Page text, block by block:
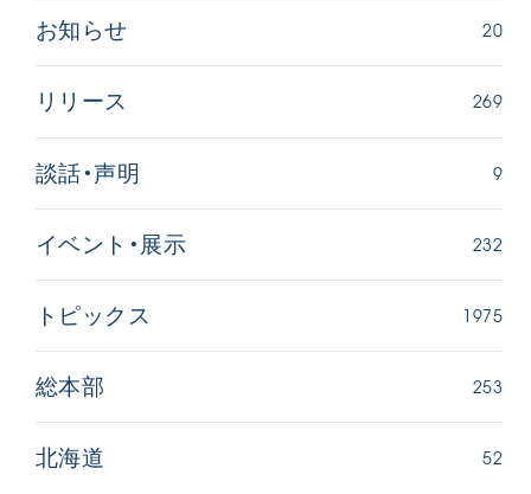
お知らせ 20
リリース 269
談話・声明 9
イベント・展示 232
トピックス 1975
総本部 253
北海道 52